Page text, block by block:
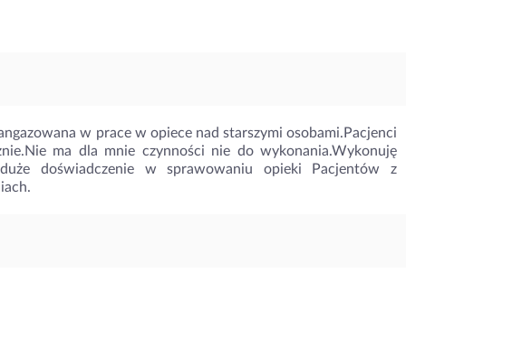
w prace w opiece nad starszymi osobami.Pacjenci
ma dla mnie czynności nie do wykonania.Wykonuję
doświadczenie w sprawowaniu opieki Pacjentów z